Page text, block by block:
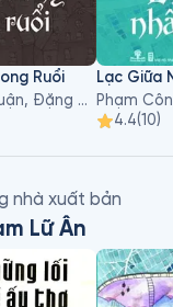
để con yên (biên
ấu thơ (viết chung
năm là hữu hạn
Ruổi
Phạm Công Luận, Đặng Nguyễn Đông Vy
Lạc Giữa
4.4(10)
nhà xuất bản
Lữ Ân